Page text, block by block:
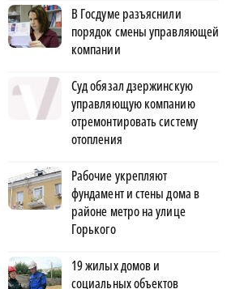
В Госдуме разъяснили
порядок смены управляющей
компании
Суд обязал дзержинскую
управляющую компанию
отремонтировать систему
отопления
Рабочие укрепляют
фундамент и стены дома в
районе метро на улице
Горького
19 жилых домов и
социальных объектов